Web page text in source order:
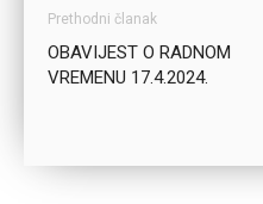
Prethodni članak
OBAVIJEST O RADNOM
VREMENU 17.4.2024.